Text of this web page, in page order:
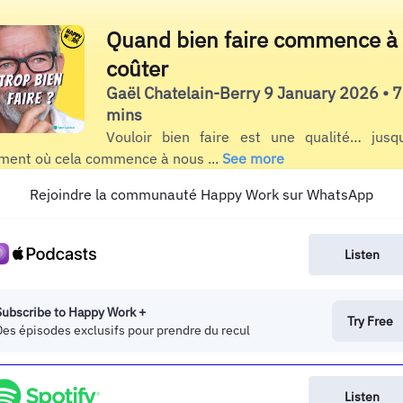
Quand bien faire commence à
coûter
Gaël Chatelain-Berry 9 January 2026 • 7
mins
Vouloir bien faire est une qualité…
où cela commence à nous ... See more
Rejoindre la communauté Happy Work sur WhatsApp
Listen
to Happy Work +
épisodes exclusifs pour prendre du recul
Try Free
Listen